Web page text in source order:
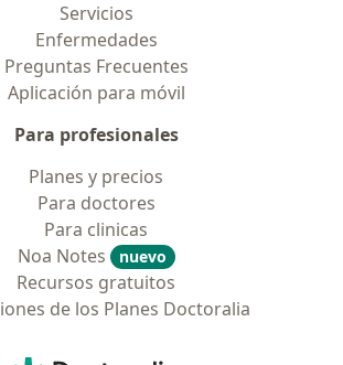
Servicios
Enfermedades
Preguntas Frecuentes
Aplicación para móvil
Para profesionales
Planes y precios
Para doctores
Para clinicas
Noa Notes
nuevo
Recursos gratuitos
de los Planes Doctoralia